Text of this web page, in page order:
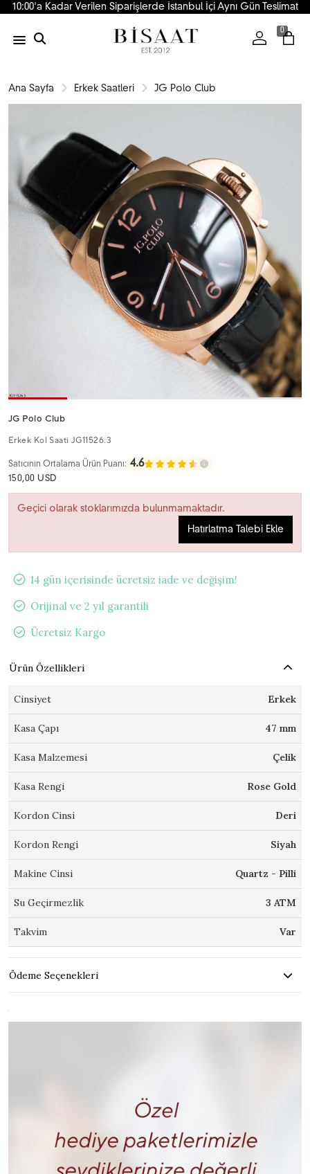
10:00'a Kadar Verilen Siparişlerde İstanbul İçi Aynı Gün Teslimat
0
Ana Sayfa Erkek Saatleri JG Polo Club
JG Polo Club
Erkek Kol Saati JG11526.3
Satıcının Ortalama Ürün Puanı: 4.6
150,00 USD
Geçici olarak stoklarımızda bulunmamaktadır.
Hatırlatma Talebi Ekle
14 gün içerisinde ücretsiz iade ve değişim!
Orijinal ve 2 yıl garantili
Ücretsiz Kargo
Ürün Özellikleri
Cinsiyet Erkek
Kasa Çapı 47 mm
Kasa Malzemesi Çelik
Kasa Rengi Rose Gold
Kordon Cinsi Deri
Kordon Rengi Siyah
Makine Cinsi Quartz - Pilli
Su Geçirmezlik 3 ATM
Takvim Var
Ödeme Seçenekleri